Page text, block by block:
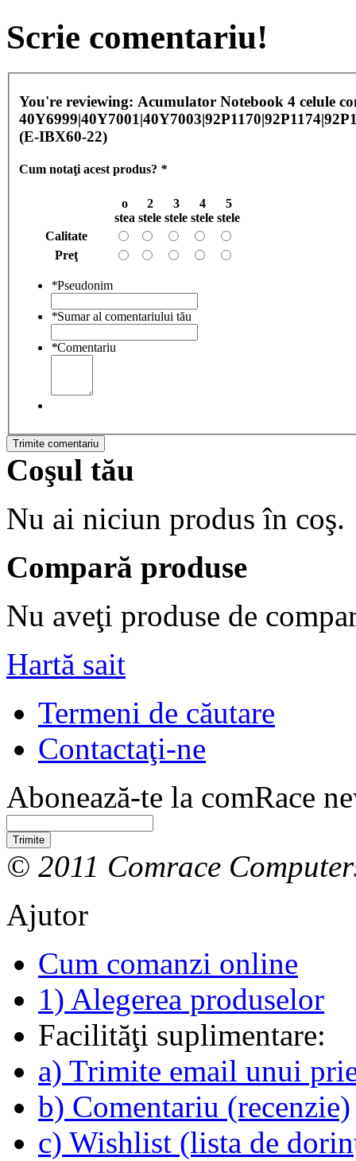
Scrie comentariu!
You're reviewing: Acumulator Notebook 4 celule
(E-IBX60-22)
Cum notaţi acest produs? *
o
stea
2
stele
3
stele
4
stele
5
stele
Calitate
Preţ
*Pseudonim
*Sumar al comentariului tău
*Comentariu
Trimite comentariu
Coşul tău
Nu ai niciun produs în coş.
Compară produse
Nu aveţi produse de
Hartă sait
Termeni de căutare
Contactaţi-ne
Abonează-te la comRace
Trimite
© 2011 Comrace
Ajutor
Cum comanzi online
1) Alegerea produselor
Facilităţi suplimentare:
a) Trimite email unui
b) Comentariu (recenzie)
c) Wishlist (lista de